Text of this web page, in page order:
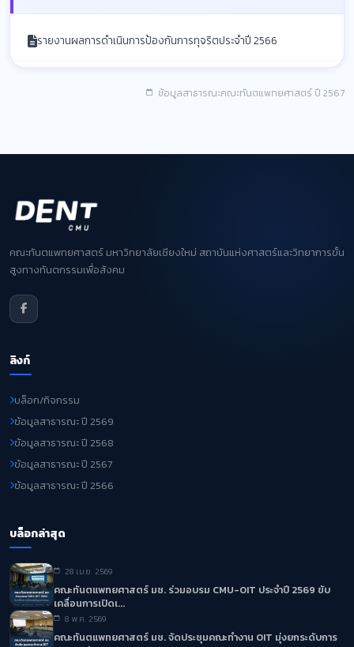
รายงานผลการดำเนินการป้องกันการทุจริตประจำปี 2566
ข้อมูลสาธารณะคณะทันตแพทยศาสตร์ ปี 2567
คณะทันตแพทยศาสตร์ มหาวิทยาลัยเชียงใหม่ สถาบันแห่งศาสตร์และวิทยาการขั้น
สูงทางทันตกรรมเพื่อสังคม
ลิงก์
บล็อก/กิจกรรม
ข้อมูลสาธารณะ ปี 2569
ข้อมูลสาธารณะ ปี 2568
ข้อมูลสาธารณะ ปี 2567
ข้อมูลสาธารณะ ปี 2566
บล็อกล่าสุด
28 เม.ย. 2569
คณะทันตแพทยศาสตร์ มช. ร่วมอบรม CMU-OIT ประจำปี 2569 ขับ
เคลื่อนการเปิดเ...
8 พ.ค. 2569
คณะทันตแพทยศาสตร์ มช. จัดประชุมคณะทำงาน OIT มุ่งยกระดับการ